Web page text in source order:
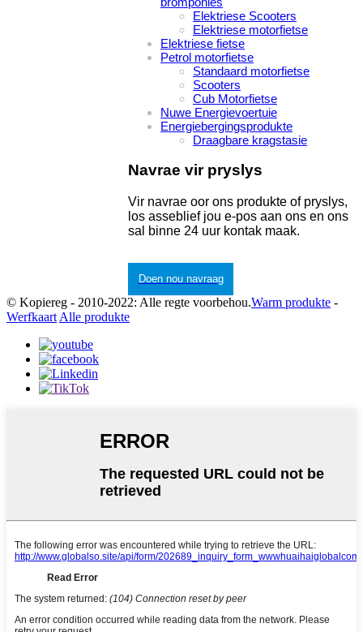
Elektriese Scooters
Elektriese motorfietse
Elektriese fietse
Petrol motorfietse
Standaard motorfietse
Scooters
Cub Motorfietse
Nuwe Energievoertuie
Energiebergingsprodukte
Draagbare kragstasie
Navrae vir pryslys
Vir navrae oor ons produkte of pryslys,
los asseblief jou e-pos aan ons en ons
sal binne 24 uur kontak maak.
Doen nou navraag
© Kopiereg - 2010-2022: Alle regte voorbehou.Warm produkte -
Werfkaart Alle produkte